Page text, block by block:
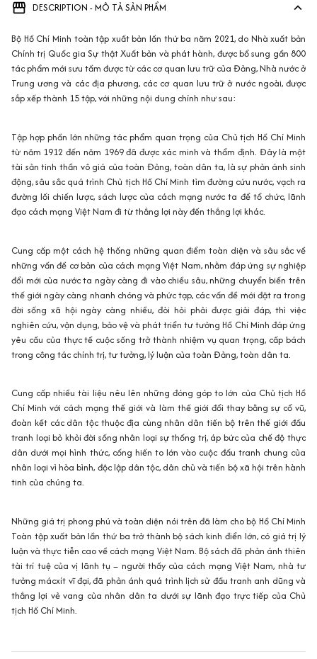
DESCRIPTION - MÔ TẢ SẢN PHẨM
Bộ Hồ Chí Minh toàn tập xuất bản lần thứ ba năm 2021, do Nhà xuất bản
Chính trị Quốc gia Sự thật Xuất bản và phát hành, được bổ sung gần 800
tác phẩm mới sưu tầm được từ các cơ quan lưu trữ của Đảng, Nhà nước ở
Trung ương và các địa phương, các cơ quan lưu trữ ở nước ngoài, được
sắp xếp thành 15 tập, với những nội dung chính như sau:
Tập hợp phần lớn những tác phẩm quan trọng của Chủ tịch Hồ Chí Minh
từ năm 1912 đến năm 1969 đã được xác minh và thẩm định. Đây là một
tài sản tinh thần vô giá của toàn Đảng, toàn dân ta, là sự phản ánh sinh
động, sâu sắc quá trình Chủ tịch Hồ Chí Minh tìm đường cứu nước, vạch ra
đường lối chiến lược, sách lược của cách mạng nước ta để tổ chức, lãnh
đạo cách mạng Việt Nam đi từ thắng lợi này đến thắng lợi khác.
Cung cấp một cách hệ thống những quan điểm toàn diện và sâu sắc về
những vấn đề cơ bản của cách mạng Việt Nam, nhằm đáp ứng sự nghiệp
đổi mới của nước ta ngày càng đi vào chiều sâu, những chuyển biến trên
thế giới ngày càng nhanh chóng và phức tạp, các vấn đề mới đặt ra trong
đời sống xã hội ngày càng nhiều, đòi hỏi phải được giải đáp, thì việc
nghiên cứu, vận dụng, bảo vệ và phát triển tư tưởng Hồ Chí Minh đáp ứng
yêu cầu của thực tế cuộc sống trở thành nhiệm vụ quan trọng, cấp bách
trong công tác chính trị, tư tưởng, lý luận của toàn Đảng, toàn dân ta.
Cung cấp nhiều tài liệu nêu lên những đóng góp to lớn của Chủ tịch Hồ
Chí Minh với cách mạng thế giới và làm thế giới đổi thay bằng sự cổ vũ,
đoàn kết các dân tộc thuộc địa cùng nhân dân tiến bộ trên thế giới đấu
tranh loại bỏ khỏi đời sống nhân loại sự thống trị, áp bức của chế độ thực
dân dưới mọi hình thức, cống hiến to lớn vào cuộc đấu tranh chung của
nhân loại vì hòa bình, độc lập dân tộc, dân chủ và tiến bộ xã hội trên hành
tinh của chúng ta.
Những giá trị phong phú và toàn diện nói trên đã làm cho bộ Hồ Chí Minh
Toàn tập xuất bản lần thứ ba trở thành bộ sách kinh điển lớn, có giá trị lý
luận và thực tiễn cao về cách mạng Việt Nam. Bộ sách đã phản ánh thiên
tài trí tuệ của vị lãnh tụ – người thầy của cách mạng Việt Nam, nhà tư
tưởng mácxít vĩ đại, đã phản ánh quá trình lịch sử đấu tranh anh dũng và
thắng lợi vẻ vang của nhân dân ta dưới sự lãnh đạo trực tiếp của Chủ
tịch Hồ Chí Minh.